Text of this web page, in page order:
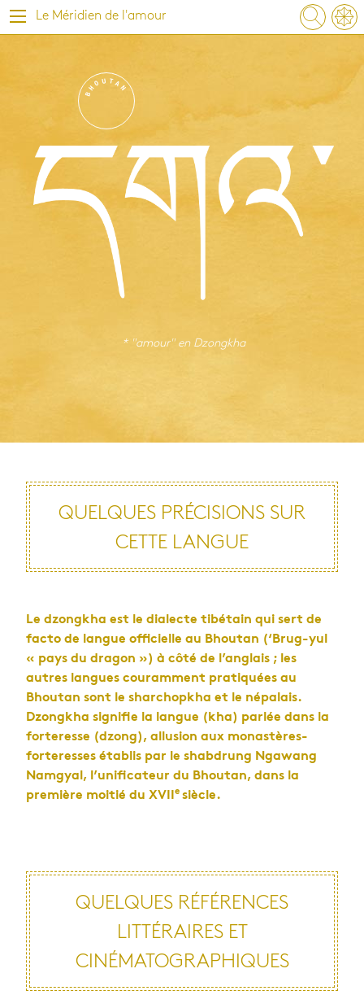
Le Méridien de l'amour
B
H
O U TA
N
* "amour" en Dzongkha
QUELQUES PRÉCISIONS SUR
CETTE LANGUE
Le dzongkha est le dialecte tibétain qui sert de
facto de langue officielle au Bhoutan (‘Brug-yul
« pays du dragon ») à côté de l’anglais ; les
autres langues couramment pratiquées au
Bhoutan sont le sharchopkha et le népalais.
Dzongkha signifie la langue (kha) parlée dans la
forteresse (dzong), allusion aux monastères-
forteresses établis par le shabdrung Ngawang
Namgyal, l’unificateur du Bhoutan, dans la
première moitié du XVII
e siècle.
QUELQUES RÉFÉRENCES
LITTÉRAIRES ET
CINÉMATOGRAPHIQUES